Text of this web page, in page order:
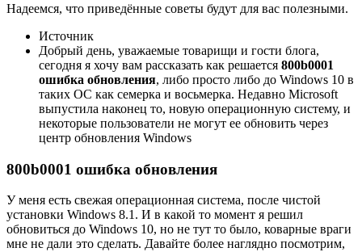
Надеемся, что приведённые советы будут для вас полезными.
Источник
Добрый день, уважаемые товарищи и гости блога,
сегодня я хочу вам рассказать как решается 800b0001
ошибка обновления, либо просто либо до Windows 10 в
таких ОС как семерка и восьмерка. Недавно Microsoft
выпустила наконец то, новую операционную систему, и
некоторые пользователи не могут ее обновить через
центр обновления Windows
800b0001 ошибка обновления
У меня есть свежая операционная система, после чистой
установки Windows 8.1. И в какой то момент я решил
обновиться до Windows 10, но не тут то было, коварные враги
мне не дали это сделать. Давайте более наглядно посмотрим,